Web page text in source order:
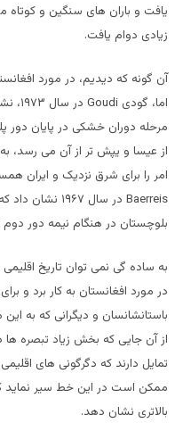
یافت و باران های سنگین و
زیادی دوام یافت.
آن گونه که دیدیم، در مورد
اما، گودی Goudi
در
از عیسا و یپش تر از آن می رسد،
امر را برای شرق نزدیک و ایران
Baerreis
در سال ۱۹۶۷
بلوچستان در هنگام نیمه دور دوم
به ساده گی نمی توان تاریخ
در مورد افغانستان به کار برد و
باستانشانسان و دیگرانی که به
از آن جایی که بخش زیاد تبصره
تمایل دارند که دگرگونی های
ممکن است در این خط سیر نماید
بالاتری نشان دهد.